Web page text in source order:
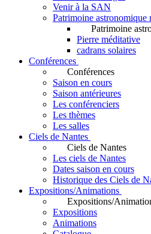
Venir à la SAN
Patrimoine astronomique
Patrimoine
Pierre méditative
cadrans solaires
Conférences
Conférences
Saison en cours
Saison antérieures
Les conférenciers
Les thèmes
Les salles
Ciels de Nantes
Ciels de Nantes
Les ciels de Nantes
Dates saison en cours
Historique des Ciels de
Expositions/Animations
Expositions/
Expositions
Animations